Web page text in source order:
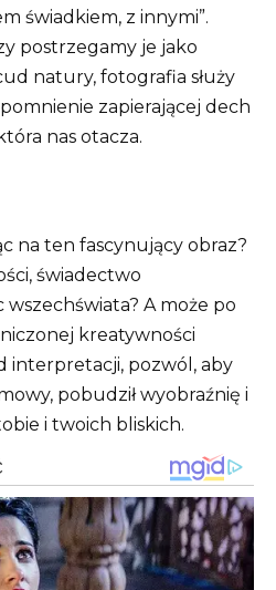
świadkiem, z innymi”.
postrzegamy je jako
natury, fotografia służy
zapierającej dech
nas otacza.
na ten fascynujący obraz?
świadectwo
A może po
kreatywności
interpretacji, pozwól, aby
pobudził wyobraźnię i
i twoich bliskich.